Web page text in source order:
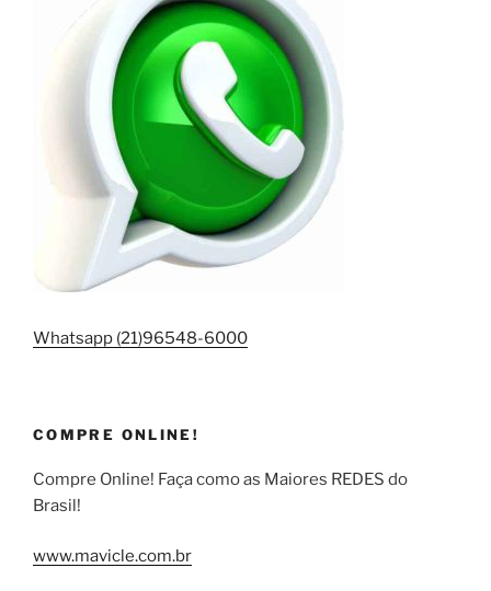
Whatsapp (21)96548-6000
COMPRE ONLINE!
Compre Online! Faça como as Maiores REDES do
Brasil!
www.mavicle.com.br